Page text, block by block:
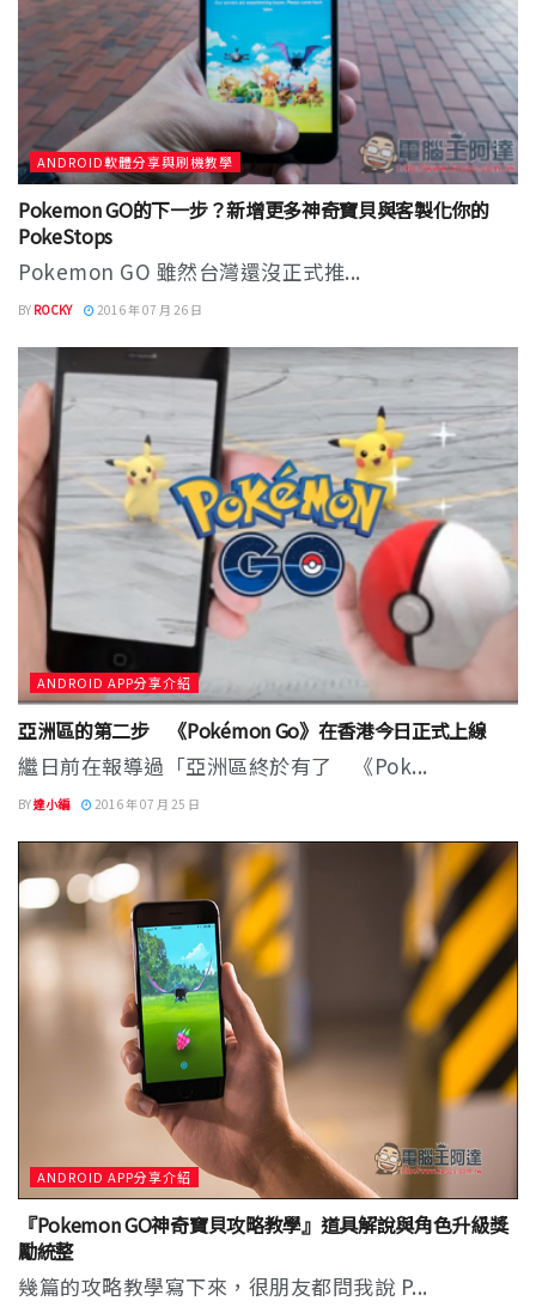
ANDROID軟體分享與刷機教學
Pokemon GO的下一步？新增更多神奇寶貝與客製化你的
PokeStops
Pokemon GO 雖然台灣還沒正式推...
BY ROCKY 2016 年 07 月 26 日
ANDROID APP分享介紹
亞洲區的第二步 《Pokémon Go》在香港今日正式上線
繼日前在報導過「亞洲區終於有了 《Pok...
BY達小編 2016 年 07 月 25 日
ANDROID APP分享介紹
『Pokemon GO神奇寶貝攻略教學』道具解說與角色升級獎
勵統整
幾篇的攻略教學寫下來，很朋友都問我說 P...